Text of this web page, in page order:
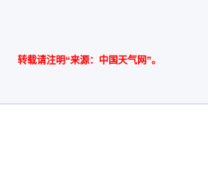
转载请注明“来源：中国天气网”。